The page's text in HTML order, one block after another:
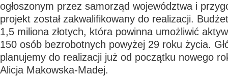
ogłoszonym przez samorząd województwa i
projekt został zakwalifikowany do realizacji.
1,5 miliona złotych, która powinna umożliwić
150 osób bezrobotnych powyżej 29 roku życia.
planujemy do realizacji już od początku nowego
Alicja Makowska-Madej.